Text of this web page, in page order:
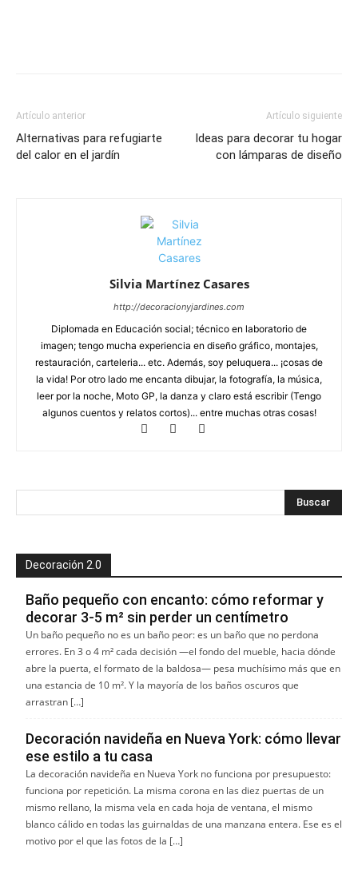
Artículo anterior
Alternativas para refugiarte
del calor en el jardín
Artículo siguiente
Ideas para decorar tu hogar
con lámparas de diseño
Silvia Martínez Casares
http://decoracionyjardines.com
Diplomada en Educación social; técnico en laboratorio de
imagen; tengo mucha experiencia en diseño gráfico, montajes,
restauración, carteleria... etc. Además, soy peluquera... ¡cosas de
la vida! Por otro lado me encanta dibujar, la fotografía, la música,
leer por la noche, Moto GP, la danza y claro está escribir (Tengo
algunos cuentos y relatos cortos)... entre muchas otras cosas!
Decoración 2.0
Baño pequeño con encanto: cómo reformar y
decorar 3-5 m² sin perder un centímetro
Un baño pequeño no es un baño peor: es un baño que no perdona
errores. En 3 o 4 m² cada decisión —el fondo del mueble, hacia dónde
abre la puerta, el formato de la baldosa— pesa muchísimo más que en
una estancia de 10 m². Y la mayoría de los baños oscuros que
arrastran […]
Decoración navideña en Nueva York: cómo llevar
ese estilo a tu casa
La decoración navideña en Nueva York no funciona por presupuesto:
funciona por repetición. La misma corona en las diez puertas de un
mismo rellano, la misma vela en cada hoja de ventana, el mismo
blanco cálido en todas las guirnaldas de una manzana entera. Ese es el
motivo por el que las fotos de la […]